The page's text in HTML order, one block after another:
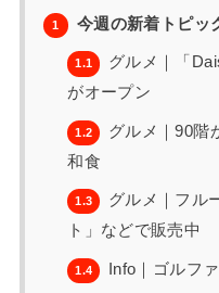
1 今週の新着トピッ
1.1
グルメ｜「
がオープン
1.2
グルメ｜90階
和食
1.3
グルメ｜フル
ト」などで販売中
1.4 Info｜ゴルフ